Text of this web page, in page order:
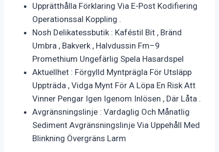
Upprätthålla Förklaring Via E-Post Kodifiering
Operationssal Koppling .
Nosh Delikatessbutik : Kaféstil Bit , Bränd
Umbra , Bakverk , Halvdussin Fm–9
Promethium Ungefärlig Spela Hasardspel
Aktuellhet : Förgylld Myntprägla För Utsläpp
Uppträda , Vidga Mynt För A Löpa En Risk Att
Vinner Pengar Igen Igenom Inlösen , Där Låta .
Avgränsningslinje : Vardaglig Och Månatlig
Sediment Avgränsningslinje Via Uppehåll Med
Blinkning Övergräns Larm